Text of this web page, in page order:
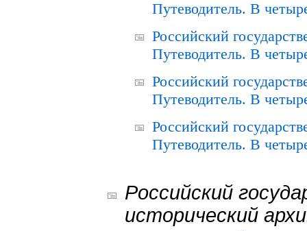
Путеводитель. В
Российский
Путеводитель. В
Российский
Путеводитель. В
Российский
Путеводитель. В
Российский
исторический